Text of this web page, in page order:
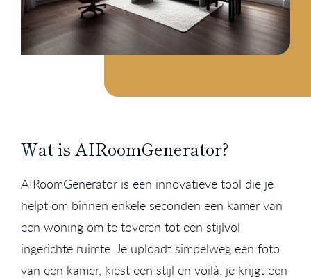
Wat is AIRoomGenerator?
AIRoomGenerator is een innovatieve tool die je
helpt om binnen enkele seconden een kamer van
een woning om te toveren tot een stijlvol
ingerichte ruimte. Je uploadt simpelweg een foto
van een kamer, kiest een stijl en voilà, je krijgt een